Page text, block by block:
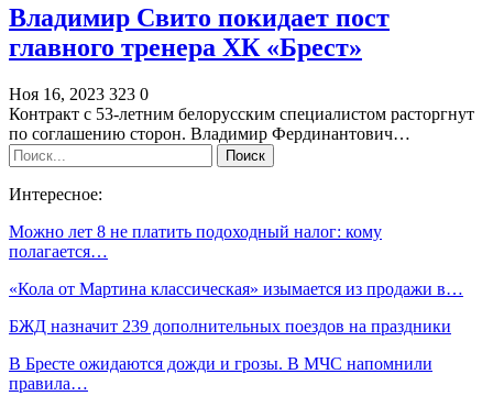
Владимир Свито покидает пост
главного тренера ХК «Брест»
Ноя 16, 2023 323 0
Контракт с 53-летним белорусским специалистом расторгнут
по соглашению сторон. Владимир Фердинантович…
Интересное:
Можно лет 8 не платить подоходный налог: кому
полагается…
«Кола от Мартина классическая» изымается из продажи в…
БЖД назначит 239 дополнительных поездов на праздники
В Бресте ожидаются дожди и грозы. В МЧС напомнили
правила…